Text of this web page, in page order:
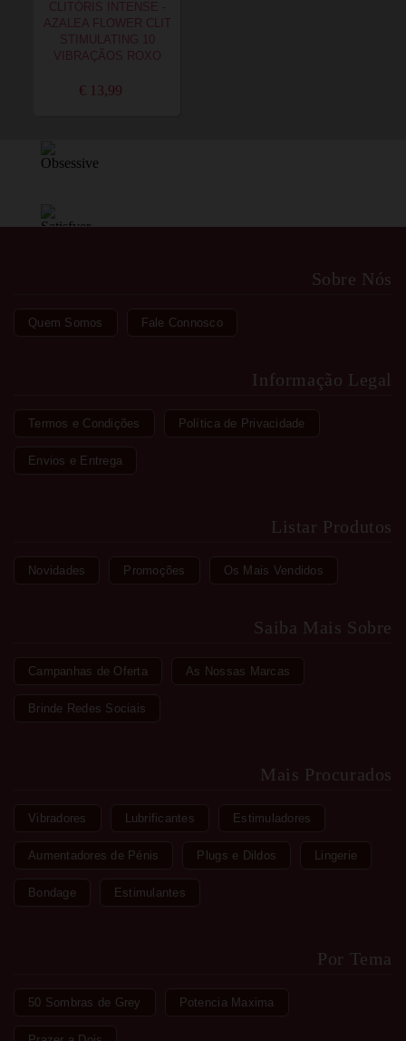
CLITÓRIS INTENSE -
AZALEA FLOWER CLIT
STIMULATING 10
VIBRAÇÃOS ROXO
€ 13,99
Sobre Nós
Quem Somos Fale Connosco
Informação Legal
Termos e Condições Política de Privacidade
Envios e Entrega
Listar Produtos
Novidades Promoções Os Mais Vendidos
Saiba Mais Sobre
Campanhas de Oferta As Nossas Marcas
Brinde Redes Sociais
Mais Procurados
Vibradores Lubrificantes Estimuladores
Aumentadores de Pénis Plugs e Dildos Lingerie
Bondage Estimulantes
Por Tema
50 Sombras de Grey Potencia Maxima